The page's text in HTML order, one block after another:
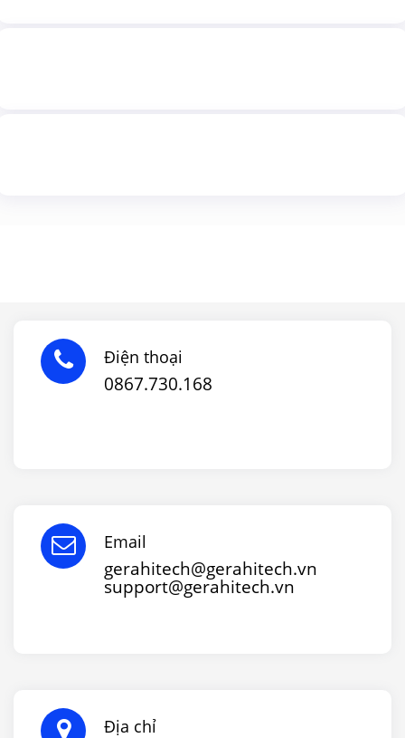
Điện thoại
0867.730.168
Email
gerahitech@gerahitech.vn
support@gerahitech.vn
Địa chỉ